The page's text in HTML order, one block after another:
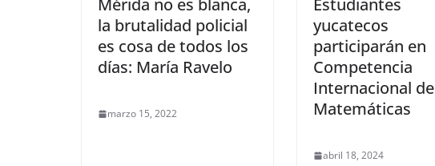
Mérida no es blanca,
la brutalidad policial
es cosa de todos los
días: María Ravelo
marzo 15, 2022
Estudiantes
yucatecos
participarán en
Competencia
Internacional de
Matemáticas
abril 18, 2024